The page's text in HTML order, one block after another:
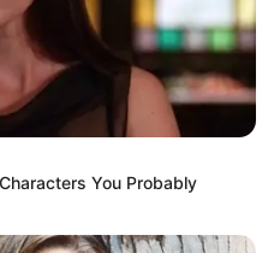
digunakan untuk mengatasi
memerlukan daya hancur
tinggi dari munisi ini dapat
pertahanan luar target.
awak tank dalam melihat
tembakan tersebut.
You Probably